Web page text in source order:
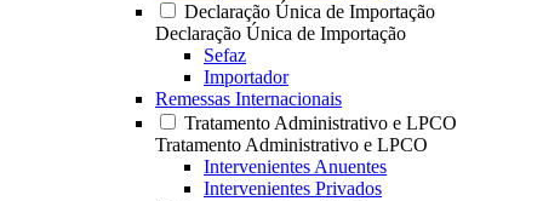
Declaração Única de Importação
Declaração Única de Importação
Sefaz
Importador
Remessas Internacionais
Tratamento Administrativo e LPCO
Tratamento Administrativo e LPCO
Intervenientes Anuentes
Intervenientes Privados